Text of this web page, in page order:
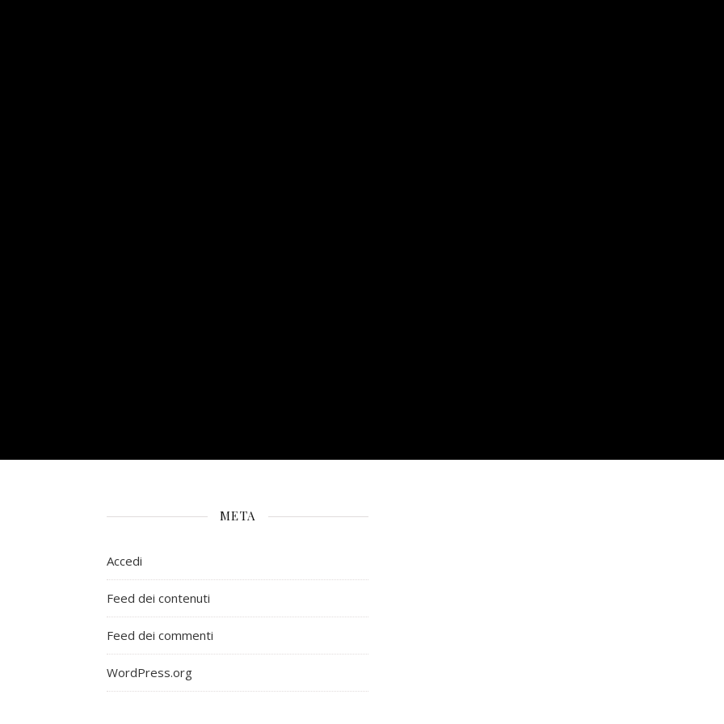
META
Accedi
Feed dei contenuti
Feed dei commenti
WordPress.org